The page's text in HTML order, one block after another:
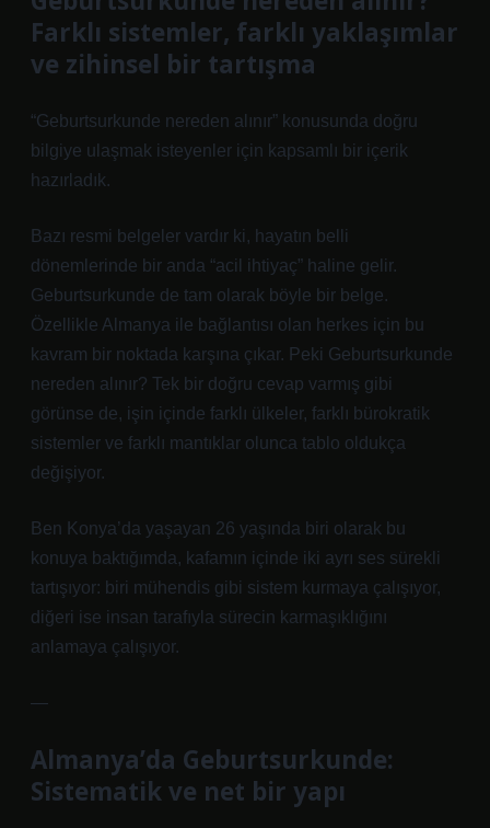
Farklı sistemler, farklı yaklaşımlar
ve zihinsel bir tartışma
“Geburtsurkunde nereden alınır” konusunda doğru
bilgiye ulaşmak isteyenler için kapsamlı bir içerik
hazırladık.
Bazı resmi belgeler vardır ki, hayatın belli
dönemlerinde bir anda “acil ihtiyaç” haline gelir.
Geburtsurkunde de tam olarak böyle bir belge.
Özellikle Almanya ile bağlantısı olan herkes için bu
kavram bir noktada karşına çıkar. Peki Geburtsurkunde
nereden alınır? Tek bir doğru cevap varmış gibi
görünse de, işin içinde farklı ülkeler, farklı bürokratik
sistemler ve farklı mantıklar olunca tablo oldukça
değişiyor.
Ben Konya’da yaşayan 26 yaşında biri olarak bu
konuya baktığımda, kafamın içinde iki ayrı ses sürekli
tartışıyor: biri mühendis gibi sistem kurmaya çalışıyor,
diğeri ise insan tarafıyla sürecin karmaşıklığını
anlamaya çalışıyor.
—
Almanya’da Geburtsurkunde:
Sistematik ve net bir yapı